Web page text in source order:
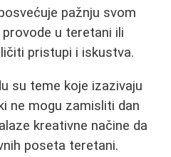
pažnju svom
u teretani ili
pristupi i iskustva.
su teme koje izazivaju
ne mogu zamisliti dan
kreativne načine da
poseta teretani.